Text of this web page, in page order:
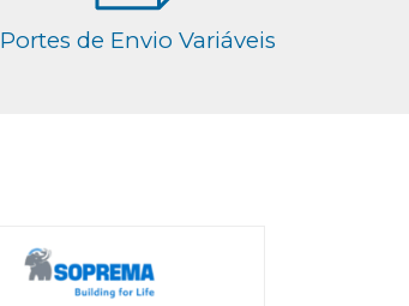
Portes de Envio Variáveis